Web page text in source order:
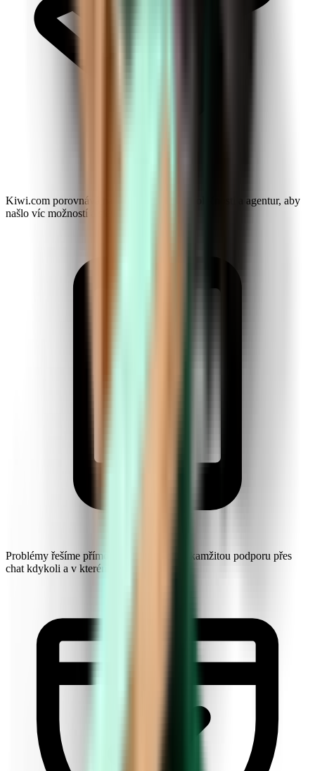
Kiwi.com porovnává nabídky leteckých společností a agentur, aby
našlo víc možností a slev.
Problémy řešíme přímo za letu. Získejte okamžitou podporu přes
chat kdykoli a v kterémkoli jazyce.